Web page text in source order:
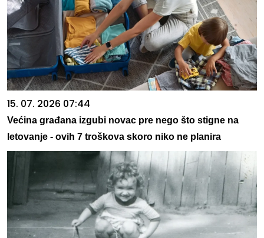
15. 07. 2026 07:44
Većina građana izgubi novac pre nego što stigne na
letovanje - ovih 7 troškova skoro niko ne planira